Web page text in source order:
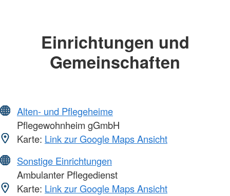
Einrichtungen und
Gemeinschaften
Alten- und Pflegeheime
Pflegewohnheim gGmbH
Karte: Link zur Google Maps Ansicht
Sonstige Einrichtungen
Ambulanter Pflegedienst
Karte: Link zur Google Maps Ansicht